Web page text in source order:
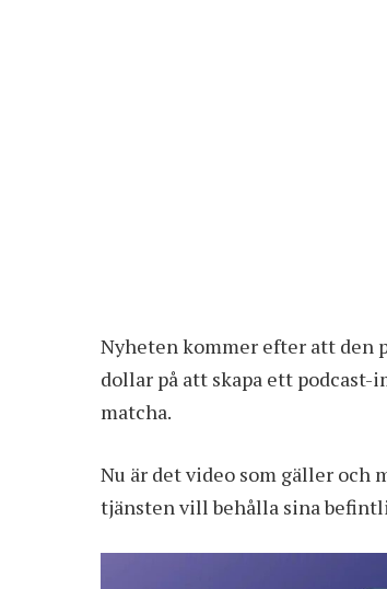
Nyheten kommer efter att den
dollar på att skapa ett
matcha.
Nu är det video som gäller och
tjänsten vill behålla sina